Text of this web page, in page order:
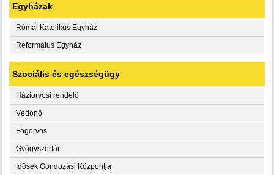
Egyházak
Római Katolikus Egyház
Református Egyház
Szociális és egészségügy
Háziorvosi rendelő
Védőnő
Fogorvos
Gyógyszertár
Idősek Gondozási Központja